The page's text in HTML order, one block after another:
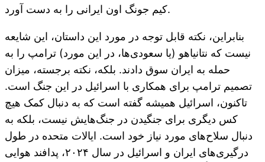
کیم جونگ اون ایرانی را به دست آورد.
بنابراین، نکته قابل توجه در مورد این داستان، این شایعه
نیست که نتانیاهو (یا سعودی‌ها، در این مورد) ترامپ را به
حمله به ایران سوق دادند. بلکه، نکته برجسته، میزان
تصمیم ترامپ برای همکاری با اسرائیل در این جنگ است.
تاکنون، اسرائیل همیشه گفته است که به دنبال کمک هیچ
کس دیگری برای جنگیدن در جنگ‌هایش نیست، بلکه به
دنبال سلاح‌های مورد نیاز خود است. ایالات متحده در طول
درگیری‌های ایران و اسرائیل در سال ۲۰۲۴، پدافند هوایی